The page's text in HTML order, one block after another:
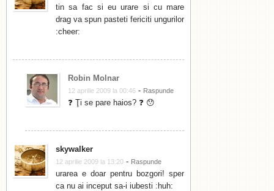
tin sa fac si eu urare si cu mare
drag va spun pasteti fericiti ungurilor
:cheer:
Robin Molnar
12 aprilie 2009 la 00:46 - Raspunde
❓ Ţi se pare haios? ❓ 😯
skywalker
12 aprilie 2009 la 13:20 - Raspunde
urarea e doar pentru bozgori! sper
ca nu ai inceput sa-i iubesti :huh: